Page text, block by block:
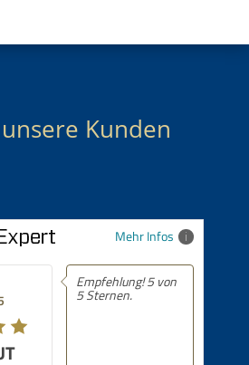
Kunden
Mehr Infos
Empfehlung! 5 von
5 Sternen.